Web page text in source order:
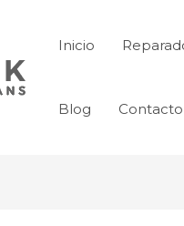
Inicio
Blog Contacto